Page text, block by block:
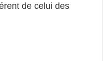
de celui des